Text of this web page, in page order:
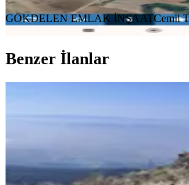
GÖKDELEN EMLAK İNŞAATCemil
Benzer İlanlar
Kahramanmaraş,
1228 m²·2.362/m²·